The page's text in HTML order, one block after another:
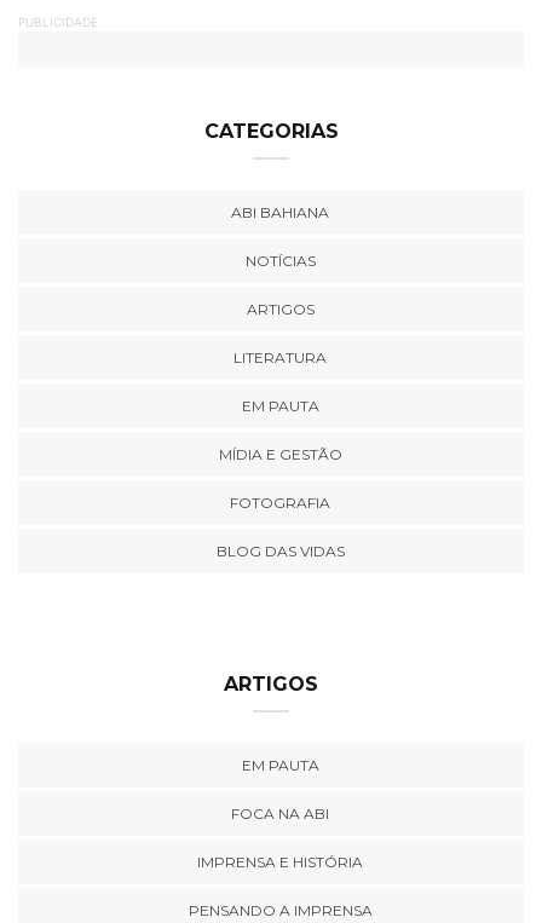
PUBLICIDADE
CATEGORIAS
ABI BAHIANA
NOTÍCIAS
ARTIGOS
LITERATURA
EM PAUTA
MÍDIA E GESTÃO
FOTOGRAFIA
BLOG DAS VIDAS
ARTIGOS
EM PAUTA
FOCA NA ABI
IMPRENSA E HISTÓRIA
PENSANDO A IMPRENSA